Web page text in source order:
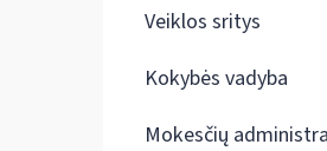
Veiklos sritys
Kokybės vadyba
Mokesčių